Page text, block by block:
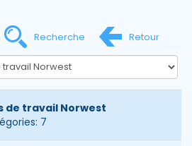
Recherche Retour
de travail Norwest
7